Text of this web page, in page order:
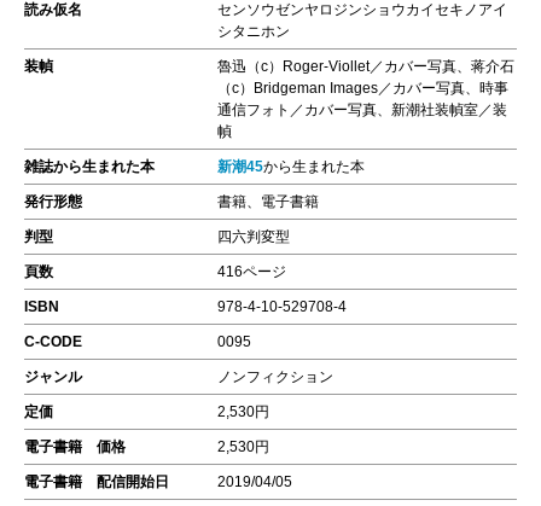
読み仮名
センソウゼンヤロジンショウカイセキノアイ
シタニホン
装幀
魯迅（c）Roger-Viollet／カバー写真、蒋介石
（c）Bridgeman Images／カバー写真、時事
通信フォト／カバー写真、新潮社装幀室／装
幀
雑誌から生まれた本 新潮45から生まれた本
発行形態 書籍、電子書籍
判型 四六判変型
頁数 416ページ
ISBN 978-4-10-529708-4
C-CODE 0095
ジャンル ノンフィクション
定価 2,530円
電子書籍 価格 2,530円
電子書籍 配信開始日 2019/04/05